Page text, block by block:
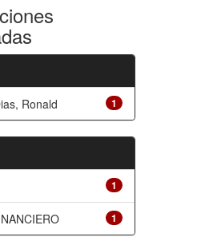
1
Ronald
1
1